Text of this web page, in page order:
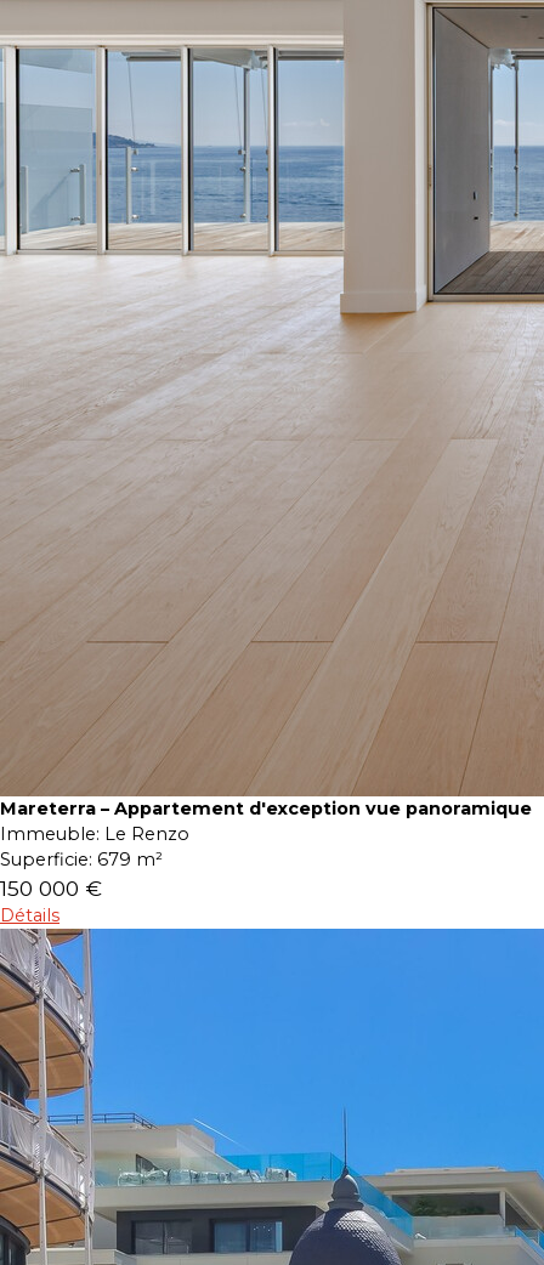
Mareterra – Appartement d'exception vue panoramique
Immeuble: Le Renzo
Superficie: 679 m²
150 000 €
Détails